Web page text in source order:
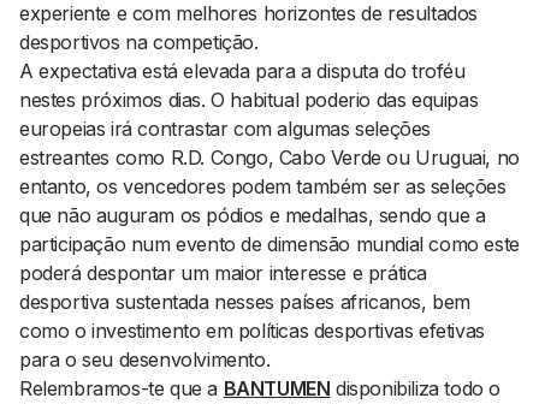
experiente e com melhores horizontes de resultados
desportivos na competição.
A expectativa está elevada para a disputa do troféu
nestes próximos dias. O habitual poderio das equipas
europeias irá contrastar com algumas seleções
estreantes como R.D. Congo, Cabo Verde ou Uruguai, no
entanto, os vencedores podem também ser as seleções
que não auguram os pódios e medalhas, sendo que a
participação num evento de dimensão mundial como este
poderá despontar um maior interesse e prática
desportiva sustentada nesses países africanos, bem
como o investimento em políticas desportivas efetivas
para o seu desenvolvimento.
Relembramos-te que a BANTUMEN disponibiliza todo o